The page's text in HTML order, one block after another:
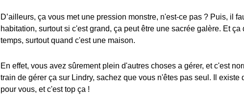
D’ailleurs, ça vous met une pression monstre, n'est-ce pas ? Puis, il
habitation, surtout si c'est grand, ça peut être une sacrée galère. Et
temps, surtout quand c'est une maison.
En effet, vous avez sûrement plein d'autres choses a gérer, et c'est
train de gérer ça sur Lindry, sachez que vous n'êtes pas seul. Il existe
pour vous, et c'est top ça !